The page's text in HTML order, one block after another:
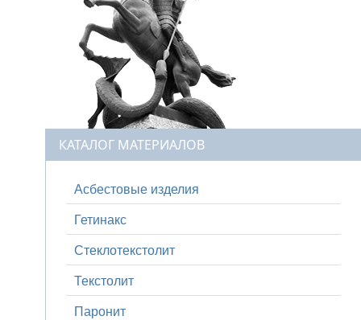
КАТАЛОГ МАТЕРИАЛОВ
Асбестовые изделия
Гетинакс
Стеклотекстолит
Текстолит
Паронит